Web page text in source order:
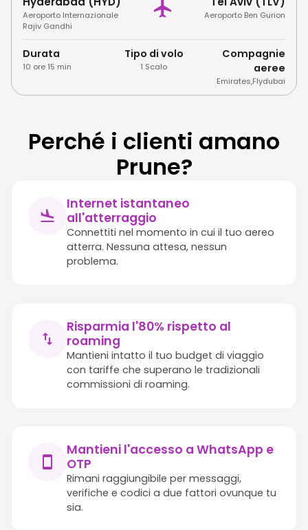
Aeroporto Internazionale
Rajiv Gandhi
Aeroporto Ben Gurion
Durata
10 ore 15 min
Tipo di volo
1 Scalo
Compagnie
aeree
Emirates,Flydubai
Perché i clienti amano
Prune?
Internet istantaneo
all'atterraggio
Connettiti nel momento in cui il tuo aereo
atterra. Nessuna attesa, nessun
problema.
Risparmia l'80% rispetto al
roaming
Mantieni intatto il tuo budget di viaggio
con tariffe che superano le tradizionali
commissioni di roaming.
Mantieni l'accesso a WhatsApp e
OTP
Rimani raggiungibile per messaggi,
verifiche e codici a due fattori ovunque tu
sia.